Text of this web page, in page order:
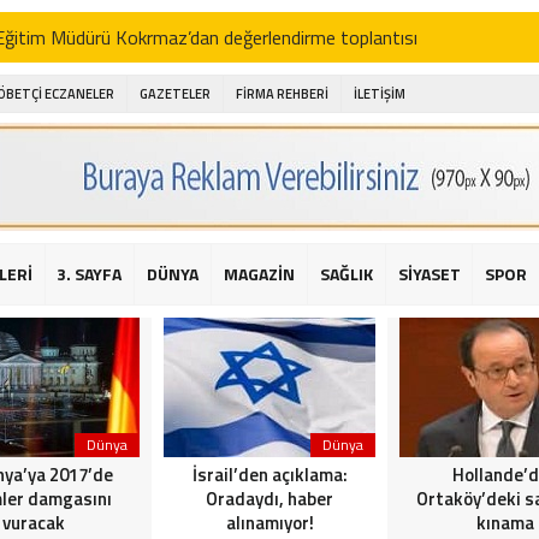
Müdürü Kokrmaz’dan değerlendirme toplantısı
Alibeyoğlu, Aile Destek Merkezini ziyaret etti
ıhlamur piyasalarda
şehitleri için bayraklı kayak gösterileri düzenlenecek
için yardım kermesi
2016 yılı değerlendirmesi
Sarıyer Çayırbaşı Cezayirli Hasan Paşa Camii’nde silahlı
Bahçeli’den Reina’ya düzenlenen terör saldırısına ilişkin açıklama
ECZANELER GAZETELER FİRMA REHBERİ İLETİŞİM
3. SAYFA DÜNYA MAGAZİN SAĞLIK SİYASET SPOR
Dünya
2017’de
damgasını
vuracak
Dünya
İsrail’den açıklama:
Oradaydı, haber
alınamıyor!
Ortaköy’deki
kınama